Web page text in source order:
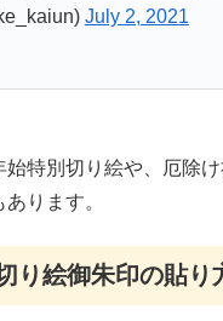
July 2, 2021
始特別切り絵や、厄除
ります。
り絵御朱印の貼り